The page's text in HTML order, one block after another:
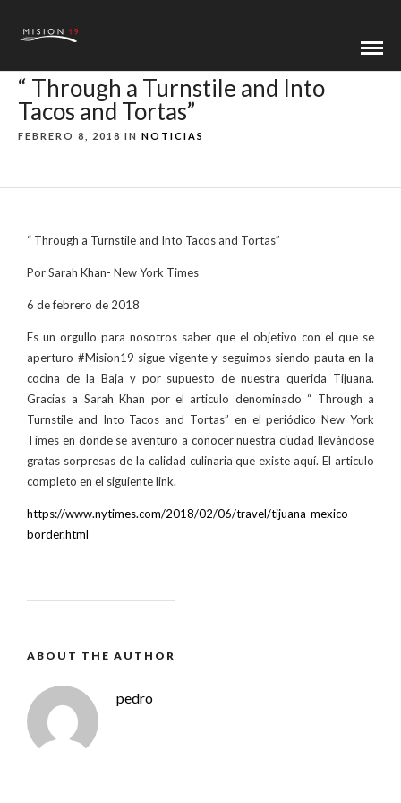
“ Through a Turnstile and Into
Tacos and Tortas”
FEBRERO 8, 2018 IN NOTICIAS
“ Through a Turnstile and Into Tacos and Tortas”
Por Sarah Khan- New York Times
6 de febrero de 2018
Es un orgullo para nosotros saber que el objetivo con el que se
aperturo #Mision19 sigue vigente y seguimos siendo pauta en la
cocina de la Baja y por supuesto de nuestra querida Tijuana.
Gracias a Sarah Khan por el articulo denominado “ Through a
Turnstile and Into Tacos and Tortas” en el periódico New York
Times en donde se aventuro a conocer nuestra ciudad llevándose
gratas sorpresas de la calidad culinaria que existe aquí. El articulo
completo en el siguiente link.
https://www.nytimes.com/2018/02/06/travel/tijuana-mexico-
border.html
ABOUT THE AUTHOR
pedro